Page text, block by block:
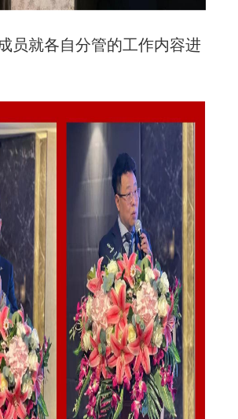
员就各自分管的工作内容进